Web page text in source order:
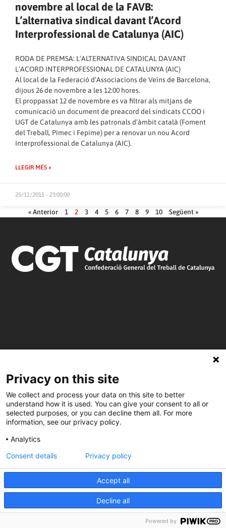
novembre al local de la FAVB:
L’alternativa sindical davant l’Acord
Interprofessional de Catalunya (AIC)
RODA DE PREMSA: L’ALTERNATIVA SINDICAL DAVANT
L’ACORD INTERPROFESSIONAL DE CATALUNYA (AIC)
Al local de la Federació d’Associacions de Veïns de Barcelona,
dijous 26 de novembre a les 12:00 hores.
El proppassat 12 de novembre es va filtrar als mitjans de
comunicació un document de preacord del sindicats CCOO i
UGT de Catalunya amb les patronals d’àmbit català (Foment
del Treball, Pimec i Fepime) per a renovar un nou Acord
Interprofessional de Catalunya (AIC).
LLEGIR MÉS »
25/11/2015 - 23:00:00
« Anterior 1 2 3 4 5 6 7 8 9 10 Següent »
C/ Burgos 59, Baixos – 08014 Barcelona
spccc@spcgtcatalunya.cat
935 120 481
@CGTCatalunya
Privacy on this site
We collect and process your data on this site to better
understand how it is used. You can give your consent to all or
selected purposes, or you can decline them all. For more
information, see our privacy policy.
Analytics
Accept all
Decline all
Consent details Privacy policy
Powered by